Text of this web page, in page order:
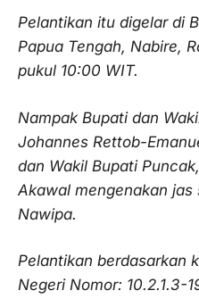
Pelantikan itu digelar di
Papua Tengah, Nabire,
pukul 10:00 WIT.
Nampak Bupati dan
Johannes Rettob-
dan Wakil Bupati
Akawal mengenakan
Nawipa.
Pelantikan berdasarkan
Negeri Nomor: 10.2.1.3-